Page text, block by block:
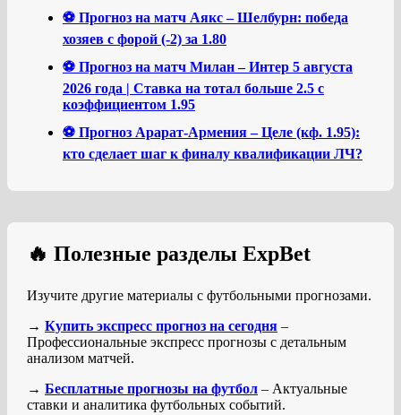
⚽ Прогноз на матч Аякс – Шелбурн: победа
хозяев с форой (-2) за 1.80
⚽ Прогноз на матч Милан – Интер 5 августа
2026 года | Ставка на тотал больше 2.5 с
коэффициентом 1.95
⚽ Прогноз Арарат-Армения – Целе (кф. 1.95):
кто сделает шаг к финалу квалификации ЛЧ?
🔥 Полезные разделы ExpBet
Изучите другие материалы с футбольными прогнозами.
→ Купить экспресс прогноз на сегодня –
Профессиональные экспресс прогнозы с детальным
анализом матчей.
→ Бесплатные прогнозы на футбол – Актуальные
ставки и аналитика футбольных событий.